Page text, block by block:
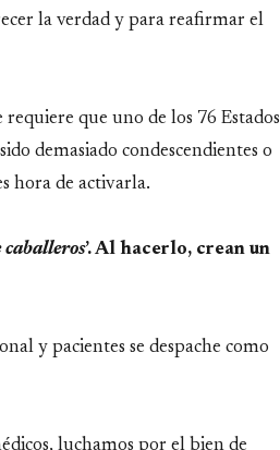
la verdad y para reafirmar el
que uno de los 76 Estados
demasiado condescendientes o
hora de activarla.
caballeros’. Al hacerlo, crean un
y pacientes se despache como
luchamos por el bien de